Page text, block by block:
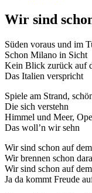
Wir sind
Süden voraus und im
Schon Milano in Sicht
Kein Blick zurück auf
Das Italien verspricht
Spiele am Strand,
Die sich verstehn
Himmel und Meer,
Das woll’n wir sehn
Wir sind schon auf
Wir brennen schon
Wir sind schon auf
Ja da kommt Freude